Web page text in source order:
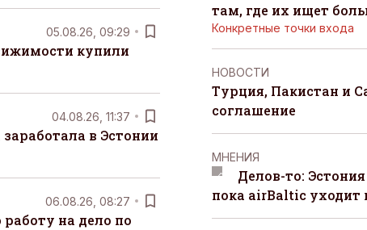
05.08.26, 09:29
купили
04.08.26, 11:37
в Эстонии
06.08.26, 08:27
на дело по
там, где их ищет
Конкретные точки входа
НОВОСТИ
Турция, Пакистан и
соглашение
MНЕНИЯ
Делов-то:
пока airBaltic уходит